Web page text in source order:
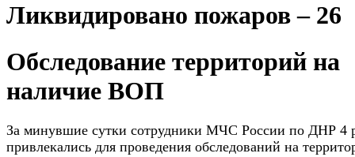
Ликвидировано пожаров – 26
Обследование территорий на
наличие ВОП
За минувшие сутки сотрудники МЧС России по ДНР 4
привлекались для проведения обследований на